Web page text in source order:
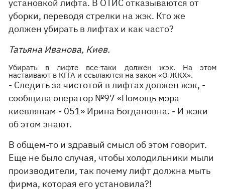
установкой лифта. В OTИC отказываются от
уборки, переводя стрелки на жэк. Кто же
должен убирать в лифтах и как часто?
Татьяна Иванова, Киев.
Убирать в лифте все-таки должен жэк. На этом
настаивают в КГГА и ссылаются на закон «О ЖКХ».
- Следить за чистотой в лифтах должен жэк, -
сообщила оператор №97 «Помощь мэра
киевлянам - 051» Ирина Богдановна. - И жэки
об этом знают.
В общем-то и здравый смысл об этом говорит.
Еще не было случая, чтобы холодильники мыли
производители, так почему лифт должна мыть
фирма, которая его установила?!